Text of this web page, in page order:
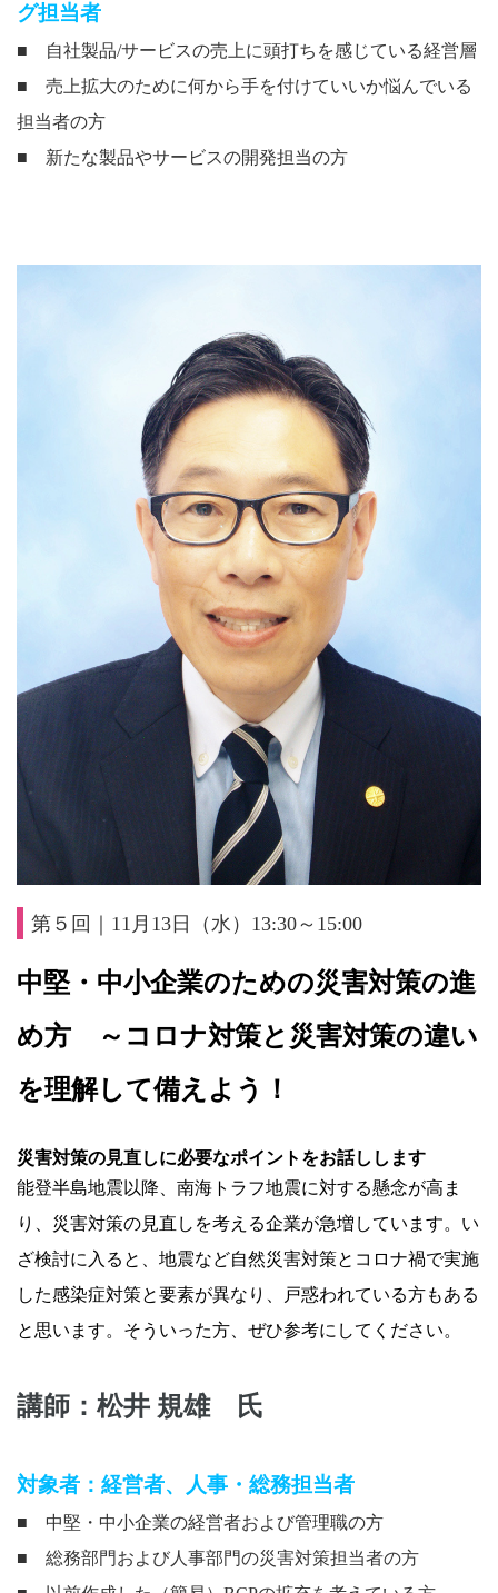
グ担当者
■ 自社製品/サービスの売上に頭打ちを感じている経営層
■ 売上拡大のために何から手を付けていいか悩んでいる
担当者の方
■ 新たな製品やサービスの開発担当の方
第５回｜11月13日（水）13:30～15:00
中堅・中小企業のための災害対策の進
め方
～コロナ対策と災害対策の違い
を理解して備えよう！
災害対策の見直しに必要なポイントをお話しします
能登半島地震以降、南海トラフ地震に対する懸念が高ま
り、災害対策の見直しを考える企業が急増しています。い
ざ検討に入ると、地震など自然災害対策とコロナ禍で実施
した感染症対策と要素が異なり、戸惑われている方もある
と思います。そういった方、ぜひ参考にしてください。
講師：松井 規雄 氏
対象者：経営者、人事・総務担当者
■ 中堅・中小企業の経営者および管理職の方
■ 総務部門および人事部門の災害対策担当者の方